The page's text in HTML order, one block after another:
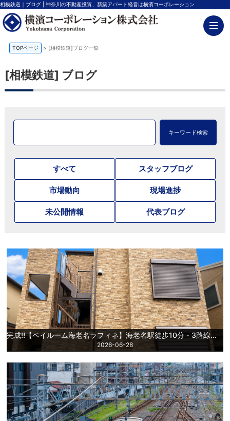
相模鉄道｜ブログ | 神奈川の不動産投資、新築アパート経営は横濱コーポレーション
TOPページ > [相模鉄道]ブログ一覧
[相模鉄道] ブログ
キーワード検索
すべて スタッフブログ
市場動向 現場進捗
未公開情報 代表ブログ
完成‼【ベイルーム海老名ラフィネ】海老名駅徒歩10分・3路線利用可!分譲マンション同等の高仕様で長期安定経営を実現する新築一棟投資戦略
2026-06-28